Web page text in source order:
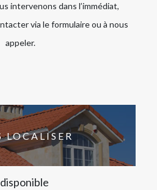
intervenons dans l’immédiat,
via le formulaire ou à nous
appeler.
LOCALISER